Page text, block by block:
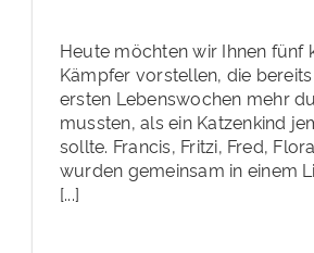
Heute möchten wir Ihnen fünf
Kämpfer vorstellen, die
ersten Lebenswochen mehr
mussten, als ein Katzenkind
sollte. Francis, Fritzi, Fred,
wurden gemeinsam in einem
[...]